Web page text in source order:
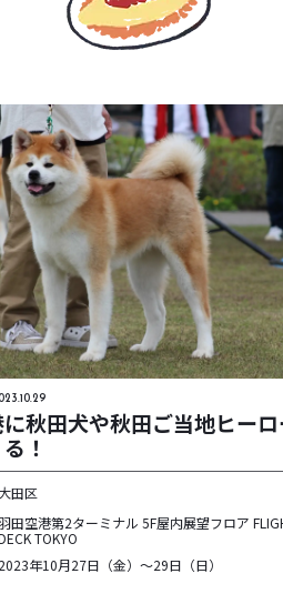
秋田犬や秋田ご当地ヒー
！
大田区
田空港第2ターミナル 5F屋内展望フロア
TOKYO
2023年10月27日（金）〜29日（日）